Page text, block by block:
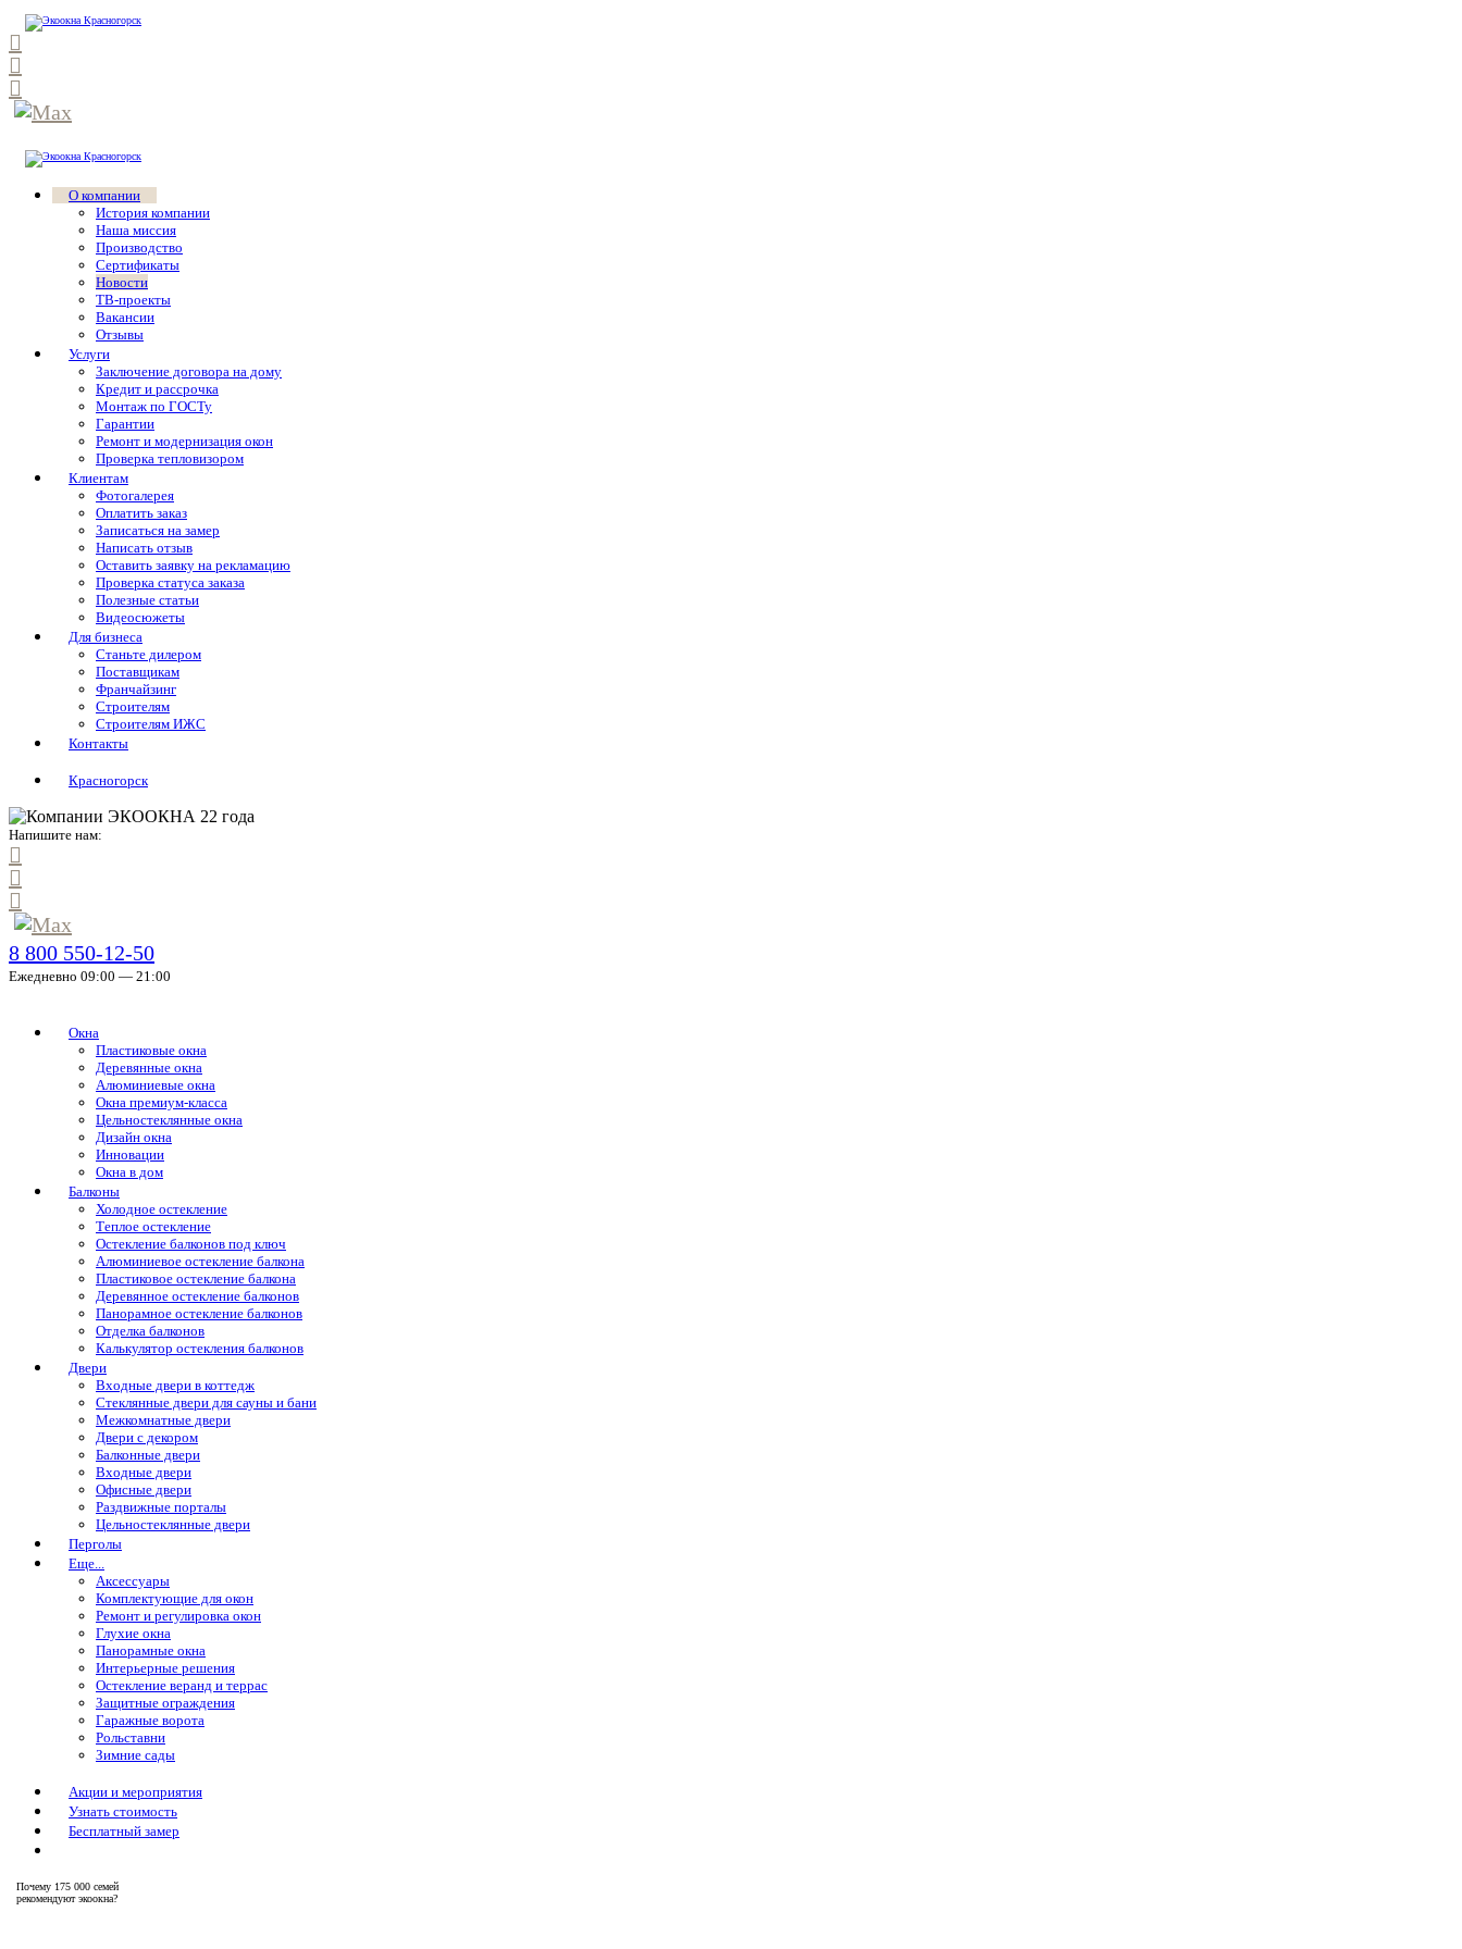
О компании
История компании
Наша миссия
Производство
Сертификаты
Новости
ТВ-проекты
Вакансии
Отзывы
Услуги
Заключение договора на дому
Кредит и рассрочка
Монтаж по ГОСТу
Гарантии
Ремонт и модернизация окон
Проверка тепловизором
Клиентам
Фотогалерея
Оплатить заказ
Записаться на замер
Написать отзыв
Оставить заявку на рекламацию
Проверка статуса заказа
Полезные статьи
Видеосюжеты
Для бизнеса
Станьте дилером
Поставщикам
Франчайзинг
Строителям
Строителям ИЖС
Контакты
Красногорск
Напишите нам:
8 800 550-12-50
Ежедневно 09:00 — 21:00
Окна
Пластиковые окна
Деревянные окна
Алюминиевые окна
Окна премиум-класса
Цельностеклянные окна
Дизайн окна
Инновации
Окна в дом
Балконы
Холодное остекление
Теплое остекление
Остекление балконов под ключ
Алюминиевое остекление балкона
Пластиковое остекление балкона
Деревянное остекление балконов
Панорамное остекление балконов
Отделка балконов
Калькулятор остекления балконов
Двери
Входные двери в коттедж
Стеклянные двери для сауны и бани
Межкомнатные двери
Двери с декором
Балконные двери
Входные двери
Офисные двери
Раздвижные порталы
Цельностеклянные двери
Перголы
Еще...
Аксессуары
Комплектующие для окон
Ремонт и регулировка окон
Глухие окна
Панорамные окна
Интерьерные решения
Остекление веранд и террас
Защитные ограждения
Гаражные ворота
Рольставни
Зимние сады
Акции и мероприятия
Узнать стоимость
Бесплатный замер
Почему 175 000 семей
рекомендуют экоокна?